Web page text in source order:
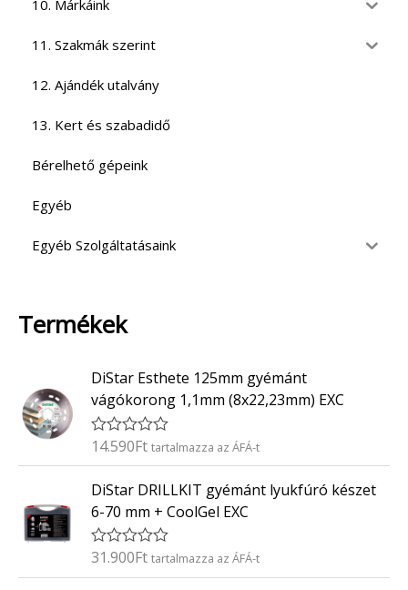
10. Márkáink
11. Szakmák szerint
12. Ajándék utalvány
13. Kert és szabadidő
Bérelhető gépeink
Egyéb
Egyéb Szolgáltatásaink
Termékek
DiStar Esthete 125mm gyémánt
vágókorong 1,1mm (8x22,23mm) EXC
É
é
k
e
l
s
:
14.590Ft tartalmazza az ÁFÁ-t
DiStar DRILLKIT gyémánt lyukfúró készet
6-70 mm + CoolGel EXC
É
31.900Ft tartalmazza az ÁFÁ-t